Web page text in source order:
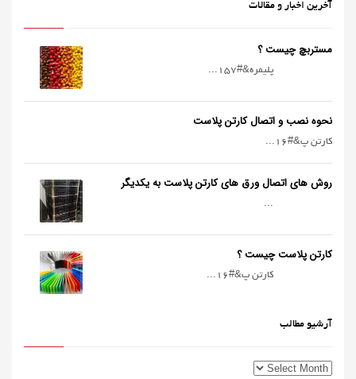
آخرین اخبار و مقالات
مستربچ چیست ؟
پليمره&#157...
نحوه نصب و اتصال کارتن پلاست
کارتن پ&#16...
روش های اتصال ورق های کارتن پلاست به یکدیگر
...
کارتن پلاست چیست ؟
کارتن پ&#16...
آرشیو مطالب